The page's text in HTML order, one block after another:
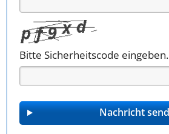
Bitte Sicherheitscode eingeben.